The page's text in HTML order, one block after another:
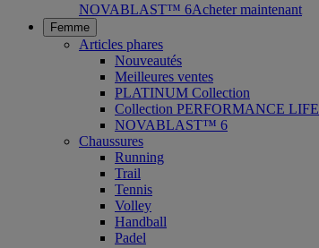
NOVABLAST™ 6Acheter maintenant
Femme
Articles phares
Nouveautés
Meilleures ventes
PLATINUM Collection
Collection PERFORMANCE LIFE
NOVABLAST™ 6
Chaussures
Running
Trail
Tennis
Volley
Handball
Padel